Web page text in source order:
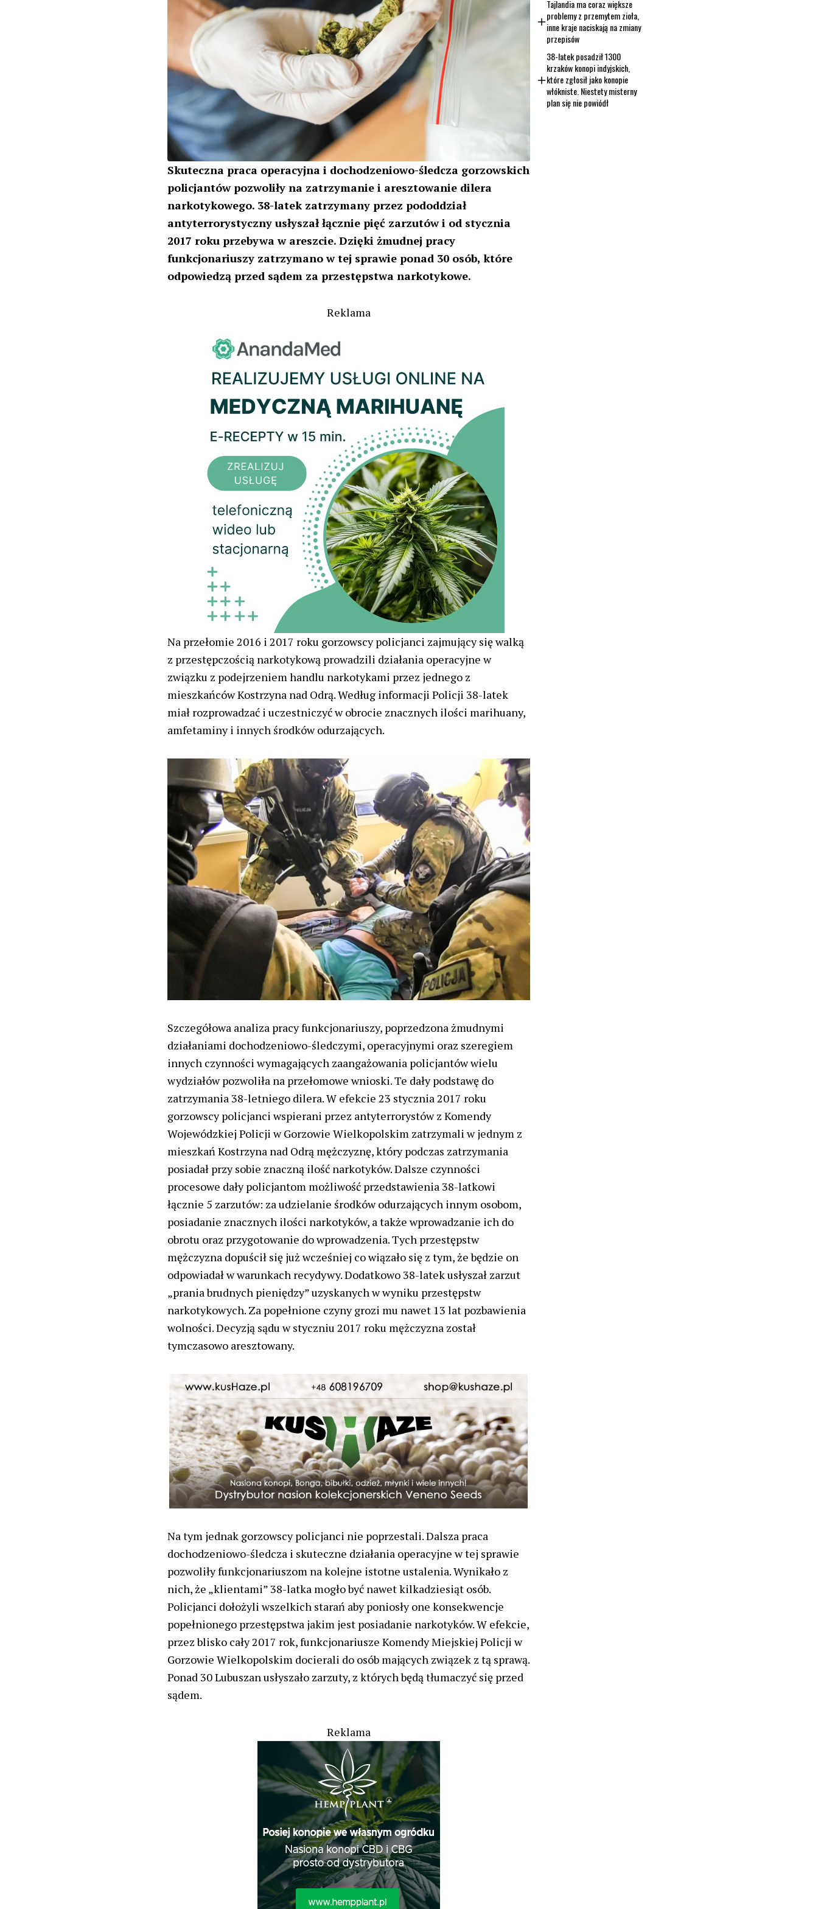
r
Skuteczna praca operacyjna i dochodzeniowo-śledcza gorzowskich
policjantów pozwoliły na zatrzymanie i aresztowanie dilera
narkotykowego. 38-latek zatrzymany przez pododdział
antyterrorystyczny usłyszał łącznie pięć zarzutów i od stycznia
2017 roku przebywa w areszcie. Dzięki żmudnej pracy
funkcjonariuszy zatrzymano w tej sprawie ponad 30 osób, które
odpowiedzą przed sądem za przestępstwa narkotykowe.
Reklama
Na przełomie 2016 i 2017 roku gorzowscy policjanci zajmujący się walką
z przestępczością narkotykową prowadzili działania operacyjne w
związku z podejrzeniem handlu narkotykami przez jednego z
mieszkańców Kostrzyna nad Odrą. Według informacji Policji 38-latek
miał rozprowadzać i uczestniczyć w obrocie znacznych ilości marihuany,
amfetaminy i innych środków odurzających.
Szczegółowa analiza pracy funkcjonariuszy, poprzedzona żmudnymi
działaniami dochodzeniowo-śledczymi, operacyjnymi oraz szeregiem
innych czynności wymagających zaangażowania policjantów wielu
wydziałów pozwoliła na przełomowe wnioski. Te dały podstawę do
zatrzymania 38-letniego dilera. W efekcie 23 stycznia 2017 roku
gorzowscy policjanci wspierani przez antyterrorystów z Komendy
Wojewódzkiej Policji w Gorzowie Wielkopolskim zatrzymali w jednym z
mieszkań Kostrzyna nad Odrą mężczyznę, który podczas zatrzymania
posiadał przy sobie znaczną ilość narkotyków. Dalsze czynności
procesowe dały policjantom możliwość przedstawienia 38-latkowi
łącznie 5 zarzutów: za udzielanie środków odurzających innym osobom,
posiadanie znacznych ilości narkotyków, a także wprowadzanie ich do
obrotu oraz przygotowanie do wprowadzenia. Tych przestępstw
mężczyzna dopuścił się już wcześniej co wiązało się z tym, że będzie on
odpowiadał w warunkach recydywy. Dodatkowo 38-latek usłyszał zarzut
„prania brudnych pieniędzy” uzyskanych w wyniku przestępstw
narkotykowych. Za popełnione czyny grozi mu nawet 13 lat pozbawienia
wolności. Decyzją sądu w styczniu 2017 roku mężczyzna został
tymczasowo aresztowany.
Na tym jednak gorzowscy policjanci nie poprzestali. Dalsza praca
dochodzeniowo-śledcza i skuteczne działania operacyjne w tej sprawie
pozwoliły funkcjonariuszom na kolejne istotne ustalenia. Wynikało z
nich, że „klientami” 38-latka mogło być nawet kilkadziesiąt osób.
Policjanci dołożyli wszelkich starań aby poniosły one konsekwencje
popełnionego przestępstwa jakim jest posiadanie narkotyków. W efekcie,
przez blisko cały 2017 rok, funkcjonariusze Komendy Miejskiej Policji w
Gorzowie Wielkopolskim docierali do osób mających związek z tą sprawą.
Ponad 30 Lubuszan usłyszało zarzuty, z których będą tłumaczyć się przed
sądem.
Reklama
Tajlandia ma coraz większe
problemy z przemytem zioła,
inne kraje naciskają na zmiany
przepisów
38-latek posadził 1300
krzaków konopi indyjskich,
które zgłosił jako konopie
włókniste. Niestety misterny
plan się nie powiódł